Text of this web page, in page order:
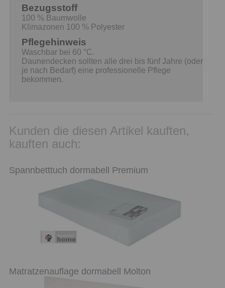
Bezugsstoff
100 % Baumwolle
Klimazonen 100 % Polyester
Pflegehinweis
Waschbar bei 60 °C.
Daunendecken sollten alle drei bis fünf Jahre (oder
je nach Bedarf) eine professionelle Pflege
bekommen.
Kunden die diesen Artikel kauften,
kauften auch:
Spannbetttuch dormabell Premium
Matratzenauflage dormabell Molton